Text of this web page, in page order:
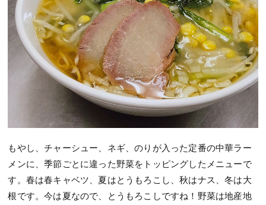
もやし、チャーシュー、ネギ、のりが入った定番の中華ラー
メンに、季節ごとに違った野菜をトッピングしたメニューで
す。春は春キャベツ、夏はとうもろこし、秋はナス、冬は大
根です。今は夏なので、とうもろこしですね！野菜は地産地